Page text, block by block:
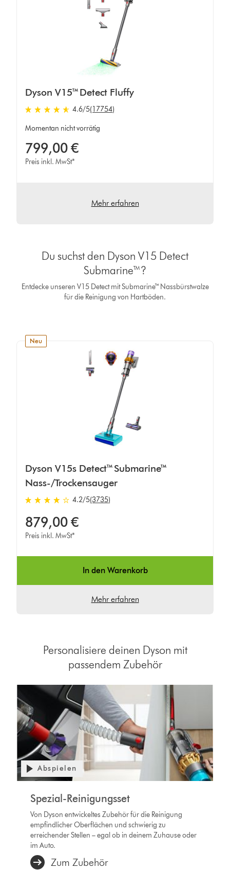
Dyson V15™ Detect Fluffy
4.6 von 5 Sternen in 17754 Bewertungen
4.6/5(17754)
Momentan nicht vorrätig
799,00 €
Preis inkl. MwSt*
Mehr erfahren
Du suchst den Dyson V15 Detect
Submarine™?
Entdecke unseren V15 Detect mit Submarine™ Nassbürstwalze
für die Reinigung von Hartböden.
neu
Dyson V15s Detect™ Submarine™
Nass-/Trockensauger
4.2 von 5 Sternen in 3735 Bewertungen
4.2/5(3735)
879,00 €
Preis inkl. MwSt*
In den Warenkorb
Mehr erfahren
Personalisiere deinen Dyson mit
passendem Zubehör
Abspielen
Spezial-Reinigungsset
Von Dyson entwickeltes Zubehör für die Reinigung
empfindlicher Oberflächen und schwierig zu
erreichender Stellen – egal ob in deinem Zuhause oder
im Auto.
Zum Zubehör